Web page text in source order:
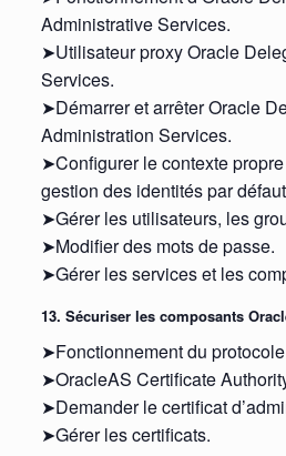
Administrative Services.
➤Utilisateur proxy Oracle
Services.
➤Démarrer et arrêter Oracle
Administration Services.
➤Configurer le contexte
gestion des identités par
➤Gérer les utilisateurs, les
➤Modifier des mots de passe.
➤Gérer les services et les
13. Sécuriser les composants
➤Fonctionnement du
➤OracleAS Certificate
➤Demander le certificat
➤Gérer les certificats.